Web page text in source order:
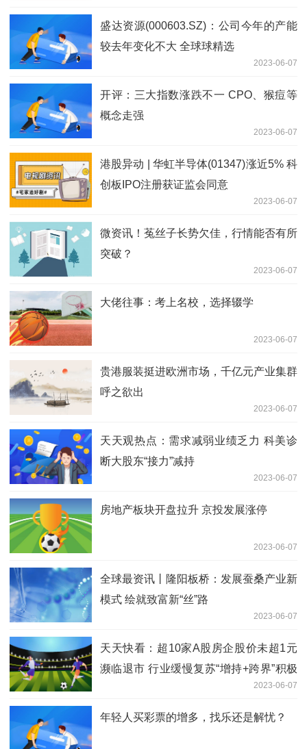
盛达资源(000603.SZ)：公司今年的产能
较去年变化不大 全球球精选
2023-06-07
开评：三大指数涨跌不一 CPO、猴痘等
概念走强
2023-06-07
港股异动 | 华虹半导体(01347)涨近5% 科
创板IPO注册获证监会同意
2023-06-07
微资讯！菟丝子长势欠佳，行情能否有所
突破？
2023-06-07
大佬往事：考上名校，选择辍学
2023-06-07
贵港服装挺进欧洲市场，千亿元产业集群
呼之欲出
2023-06-07
天天观热点：需求减弱业绩乏力 科美诊
断大股东“接力”减持
2023-06-07
房地产板块开盘拉升 京投发展涨停
2023-06-07
全球最资讯丨隆阳板桥：发展蚕桑产业新
模式 绘就致富新“丝”路
2023-06-07
天天快看：超10家A股房企股价未超1元
濒临退市 行业缓慢复苏“增持+跨界”积极
2023-06-07
年轻人买彩票的增多，找乐还是解忧？